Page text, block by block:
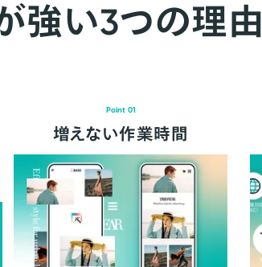
強い3つの理由
Point 01
増えない作業時間